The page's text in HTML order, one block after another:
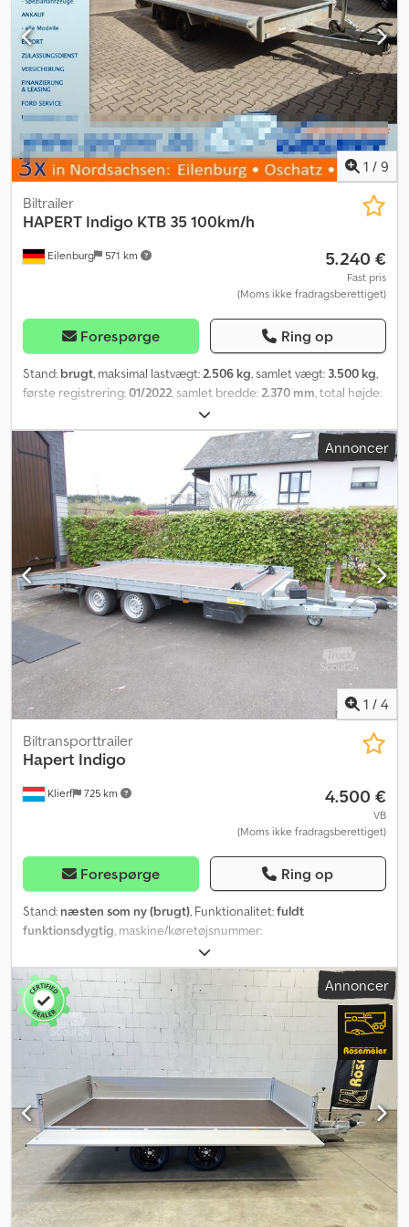
yderligere spørgsmål? Vi rådgiver dig gerne!
1 / 9
Eilenburg 571 km
Biltrailer
HAPERT Indigo KTB 35 100km/h
5.240 €
Fast pris
(Moms ikke fradragsberettiget)
Forespørge Ring op
Stand: brugt, maksimal lastvægt:2.506 kg, samlet vægt: 3.500 kg,
første registrering:01/2022, samlet bredde:2.370 mm, total højde:
, Forbehold for fejl og mellemsalg! Intern nummer: A69.
Køretøjet er ikke klargjort! Landsdækkende levering mod merpris
er mulig. Forbehold for fejl og mellemsalg. Vi tager gerne din bil i
bytte. Finansiering / leasing også muligt uden udbetaling! Har du
spørgsmål? Vi rådgiver dig gerne! Dsdpoy Aikdefx Ahiock
Annoncer
1 / 4
Klierf 725 km
Biltransporttrailer
Hapert Indigo
4.500 €
VB
(Moms ikke fradragsberettiget)
Forespørge Ring op
Stand: næsten som ny (brugt), Funktionalitet:fuldt
funktionsdygtig, maskine/køretøjsnummer:
, tomvægt:774 kg
kg, samlet vægt:3.500 kg, tilladt akselbelastning (aksel 1):1.750 kg,
tilladt akselbelastning (aksel 2):1.750 kg , første registrering:
01/2024, næste syn (TÜV): 01/2028 , samlet længde:6.180 mm,
samlet bredde:2.060 mm , total højde: 995 mm
, dækstørrelse:
195-50 R13C
, farve:sølvfarvet , trailerbremse:
trailer med
bremser
, Tilhængeren er i meget god stand,
da den kun er blevet brugt lidt. Dcsdpfezkht Rex Ahijk Der
medfølger originale, robuste læsseramper.
Annoncer